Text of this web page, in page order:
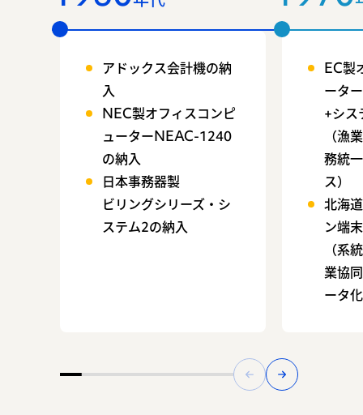
アドックス会計機の納
入
NEC製オフィスコンピ
ューターNEAC-1240
の納入
日本事務器製
ビリングシリーズ・シ
ステム2の納入
EC製
ーター
+シス
（漁
務統
ス）
北海
ン端
（系
業協
ータ